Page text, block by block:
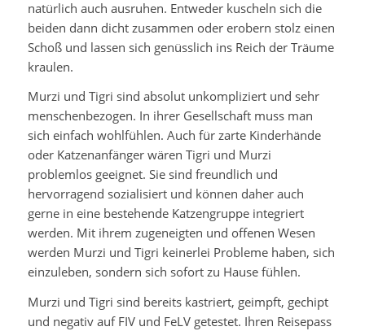
natürlich auch ausruhen. Entweder kuscheln sich die
beiden dann dicht zusammen oder erobern stolz einen
Schoß und lassen sich genüsslich ins Reich der Träume
kraulen.
Murzi und Tigri sind absolut unkompliziert und sehr
menschenbezogen. In ihrer Gesellschaft muss man
sich einfach wohlfühlen. Auch für zarte Kinderhände
oder Katzenanfänger wären Tigri und Murzi
problemlos geeignet. Sie sind freundlich und
hervorragend sozialisiert und können daher auch
gerne in eine bestehende Katzengruppe integriert
werden. Mit ihrem zugeneigten und offenen Wesen
werden Murzi und Tigri keinerlei Probleme haben, sich
einzuleben, sondern sich sofort zu Hause fühlen.
Murzi und Tigri sind bereits kastriert, geimpft, gechipt
und negativ auf FIV und FeLV getestet. Ihren Reisepass